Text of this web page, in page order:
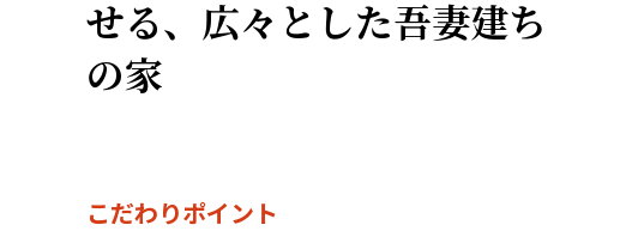
せる、広々とした吾妻建ち
の家
こだわりポイント